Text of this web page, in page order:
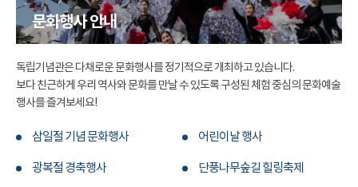
문화행사 안내
독립기념관은 다채로운 문화행사를 정기적으로 개최하고 있습니다.
보다 친근하게 우리 역사와 문화를 만날 수 있도록 구성된 체험 중심의 문화예술
행사를 즐겨보세요!
삼일절 기념 문화행사 어린이날 행사
광복절 경축행사 단풍나무숲길 힐링축제